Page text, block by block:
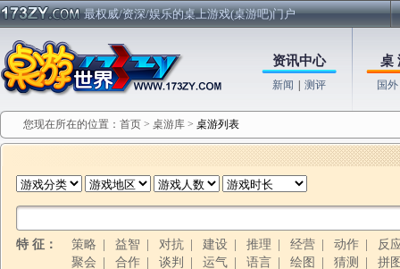
最权威/资深/娱乐的桌上游戏(桌游吧)门户
资讯中心
新闻 测评
桌
国外
您现在所在的位置： 首页 > 桌游库 > 桌游列表
特 征： 策略 益智 对抗 建设 推理 经营 动作
反
聚会
合作 谈判 运气 语言 绘图 猜测
拼